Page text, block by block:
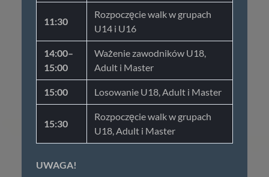
11:30
Rozpoczęcie walk w grupach
U14 i U16
14:00–
15:00
Ważenie zawodników U18,
Adult i Master
15:00 Losowanie U18, Adult i Master
15:30
Rozpoczęcie walk w grupach
U18, Adult i Master
UWAGA!